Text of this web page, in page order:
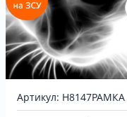
Артикул: H8147РАМКА